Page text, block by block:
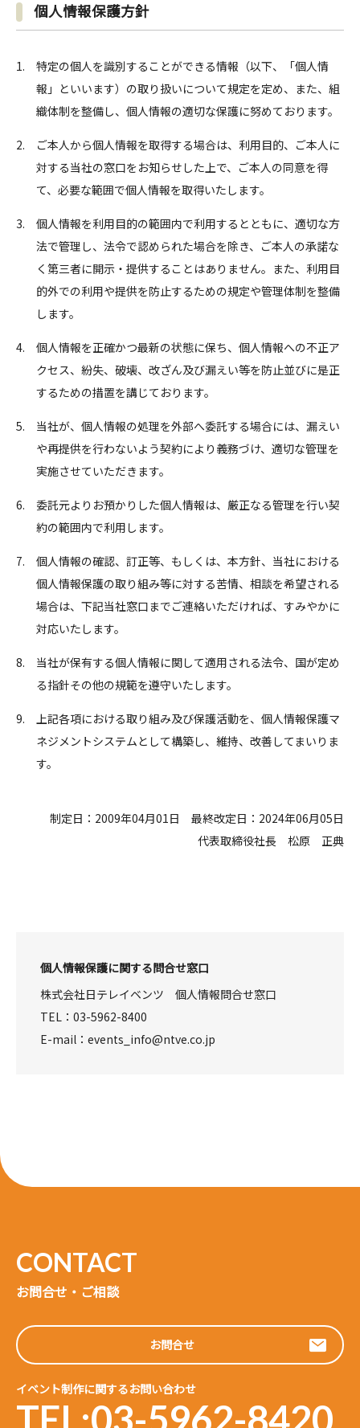
個人情報保護方針
特定の個人を識別することができる情報（以下、「個人情
報」といいます）の取り扱いについて規定を定め、また、組
織体制を整備し、個人情報の適切な保護に努めております。
ご本人から個人情報を取得する場合は、利用目的、ご本人に
対する当社の窓口をお知らせした上で、ご本人の同意を得
て、必要な範囲で個人情報を取得いたします。
個人情報を利用目的の範囲内で利用するとともに、適切な方
法で管理し、法令で認められた場合を除き、ご本人の承諾な
く第三者に開示・提供することはありません。また、利用目
的外での利用や提供を防止するための規定や管理体制を整備
します。
個人情報を正確かつ最新の状態に保ち、個人情報への不正ア
クセス、紛失、破壊、改ざん及び漏えい等を防止並びに是正
するための措置を講じております。
当社が、個人情報の処理を外部へ委託する場合には、漏えい
や再提供を行わないよう契約により義務づけ、適切な管理を
実施させていただきます。
委託元よりお預かりした個人情報は、厳正なる管理を行い契
約の範囲内で利用します。
個人情報の確認、訂正等、もしくは、本方針、当社における
個人情報保護の取り組み等に対する苦情、相談を希望される
場合は、下記当社窓口までご連絡いただければ、すみやかに
対応いたします。
当社が保有する個人情報に関して適用される法令、国が定め
る指針その他の規範を遵守いたします。
上記各項における取り組み及び保護活動を、個人情報保護マ
ネジメントシステムとして構築し、維持、改善してまいりま
す。
制定日：2009年04月01日 最終改定日：2024年06月05日
代表取締役社長 松原 正典
個人情報保護に関する問合せ窓口
株式会社日テレイベンツ 個人情報問合せ窓口
TEL：03-5962-8400
E-mail：events_info@ntve.co.jp
お問合せ・ご相談
お問合せ
イベント制作に関するお問い合わせ
TEL:03-5962-8420